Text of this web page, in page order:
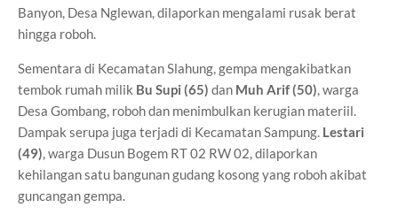
Banyon, Desa Nglewan, dilaporkan mengalami rusak berat
hingga roboh.
Sementara di Kecamatan Slahung, gempa mengakibatkan
tembok rumah milik Bu Supi (65) dan Muh Arif (50), warga
Desa Gombang, roboh dan menimbulkan kerugian materiil.
Dampak serupa juga terjadi di Kecamatan Sampung. Lestari
(49), warga Dusun Bogem RT 02 RW 02, dilaporkan
kehilangan satu bangunan gudang kosong yang roboh akibat
guncangan gempa.